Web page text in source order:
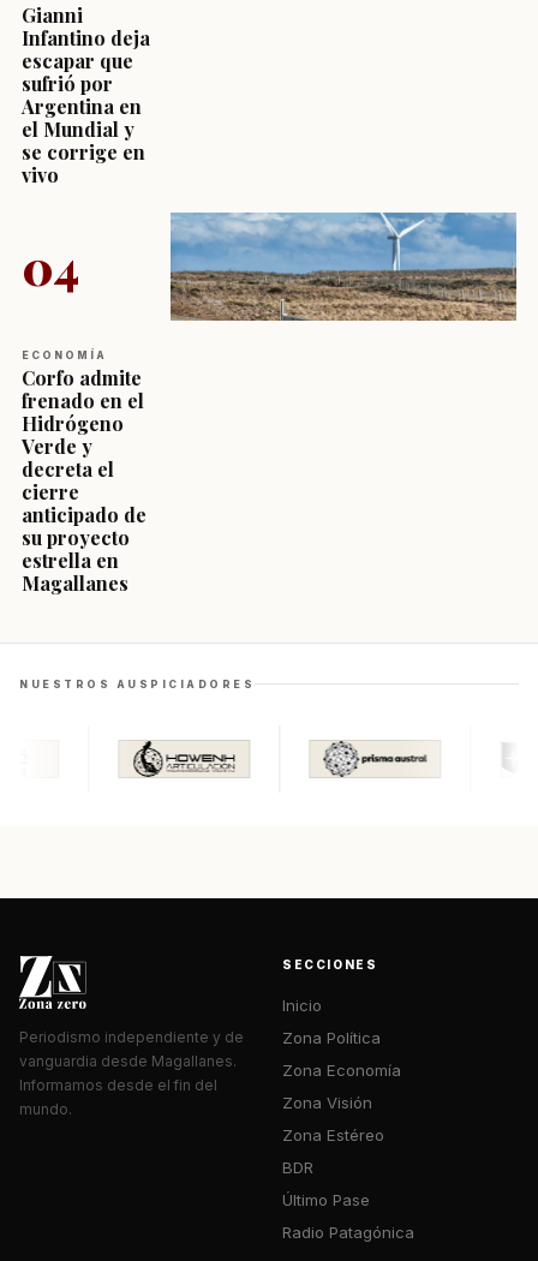
Gianni
Infantino deja
escapar que
sufrió por
Argentina en
el Mundial y
se corrige en
vivo
04
ECONOMÍA
Corfo admite
frenado en el
Hidrógeno
Verde y
decreta el
cierre
anticipado de
su proyecto
estrella en
Magallanes
NUESTROS AUSPICIADORES
Periodismo independiente y de
vanguardia desde Magallanes.
Informamos desde el fin del
mundo.
SECCIONES
Inicio
Zona Política
Zona Economía
Zona Visión
Zona Estéreo
BDR
Último Pase
Radio Patagónica